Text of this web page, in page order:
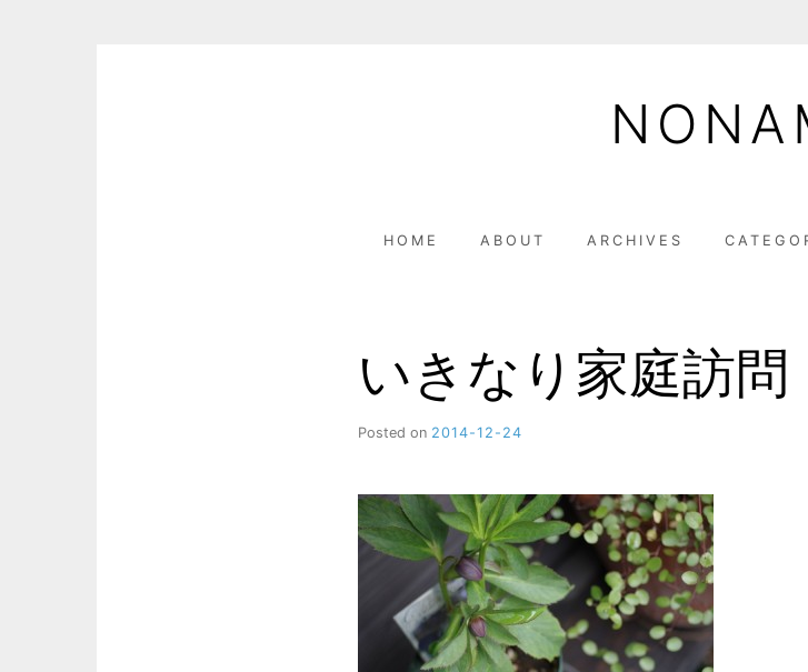
HOME ABOUT ARCHIVES
いきなり家庭訪問
Posted on 2014-12-24
M